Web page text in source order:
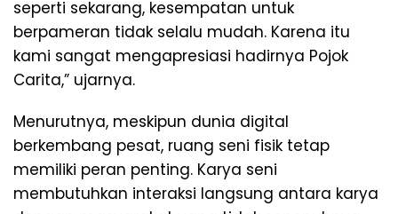
seperti sekarang, kesempatan untuk
berpameran tidak selalu mudah. Karena itu
kami sangat mengapresiasi hadirnya Pojok
Carita,” ujarnya.
Menurutnya, meskipun dunia digital
berkembang pesat, ruang seni fisik tetap
memiliki peran penting. Karya seni
membutuhkan interaksi langsung antara karya